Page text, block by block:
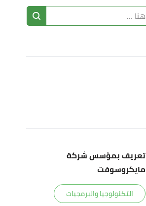
تعريف بمؤسس شركة
مايكروسوفت
التكنولوجيا والبرمجيات